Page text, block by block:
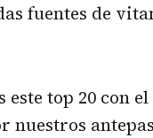
fuentes de
este top 20 con
nuestros